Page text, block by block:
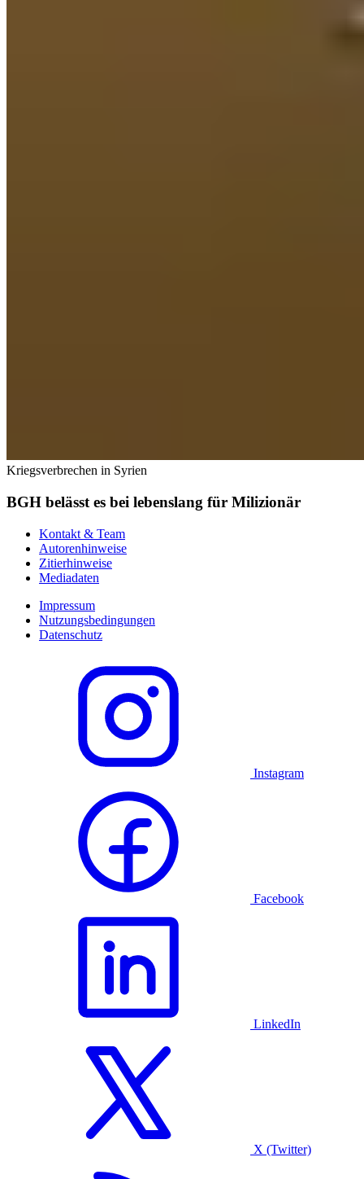
Kriegsverbrechen in Syrien
BGH belässt es bei lebenslang für Milizionär
Kontakt & Team
Autorenhinweise
Zitierhinweise
Mediadaten
Impressum
Nutzungsbedingungen
Datenschutz
Instagram
Facebook
LinkedIn
X (Twitter)